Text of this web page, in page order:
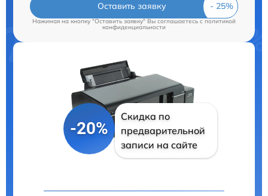
Оставить заявку
Нажимая на кнопку "Оставить заявку" Вы соглашаетесь cполитикой
конфиденциальности
-20%
Скидка по
предварительной
записи на сайте